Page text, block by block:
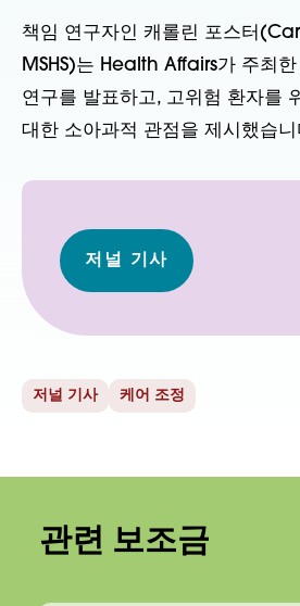
책임 연구자인 캐롤린 포스터
MSHS)는 Health Affairs가 주최한
연구를 발표하고, 고위험 환자를
대한 소아과적 관점을 제시했습니
저널 기사
저널 기사 케어 조정
관련 보조금